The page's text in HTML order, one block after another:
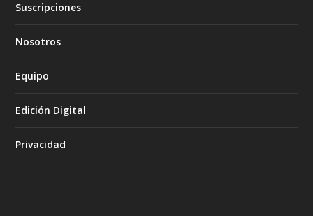
Suscripciones
Nosotros
Equipo
Edición Digital
Privacidad